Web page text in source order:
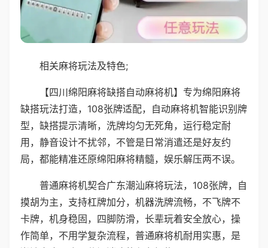
相关麻将玩法及特色;
【四川绵阳麻将缺搭自动麻将机】专为绵阳麻将
缺搭玩法打造，108张牌适配，自动麻将机智能识别牌
型，缺搭提示清晰，洗牌均匀无死角，运行稳定耐
用，静音设计不扰邻，不管是日常消遣还是好友约
局，都能精准还原绵阳麻将精髓，娱乐解压两不误。
普通麻将机契合广东潮汕麻将玩法，108张牌，自
摸胡为主，支持杠牌加分，机器洗牌流畅，不飞牌不
卡牌，机身稳固，四脚防滑，长辈玩着安全放心，操
作简单，不用学复杂流程，普通麻将机耐用实惠，是